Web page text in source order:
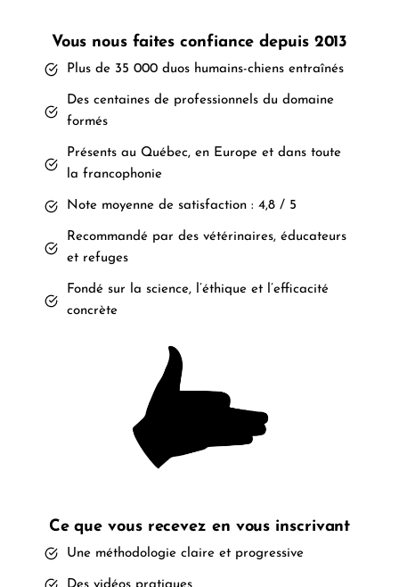
Vous nous faites confiance depuis 2013
Plus de 35 000 duos humains-chiens entraînés
Des centaines de professionnels du domaine
formés
Présents au Québec, en Europe et dans toute
la francophonie
Note moyenne de satisfaction : 4,8 / 5
Recommandé par des vétérinaires, éducateurs
et refuges
Fondé sur la science, l’éthique et l’efficacité
concrète
Ce que vous recevez en vous inscrivant
Une méthodologie claire et progressive